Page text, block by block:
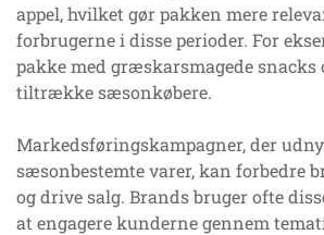
appel, hvilket gør pakken mere
forbrugerne i disse perioder. For
pakke med græskarsmagede snacks
tiltrække sæsonkøbere.
Markedsføringskampagner, der
sæsonbestemte varer, kan forbedre
og drive salg. Brands bruger ofte
at engagere kunderne gennem